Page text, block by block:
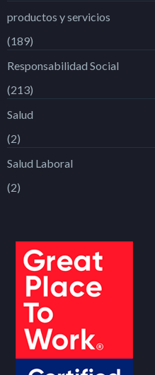
productos y servicios
(189)
Responsabilidad Social
(213)
Salud
(2)
Salud Laboral
(2)